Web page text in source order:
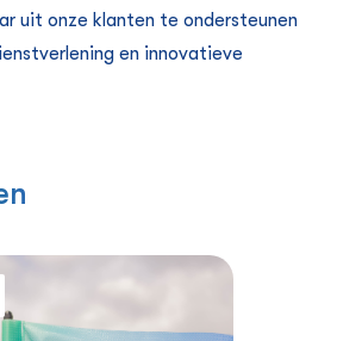
uit onze klanten te ondersteunen
en innovatieve